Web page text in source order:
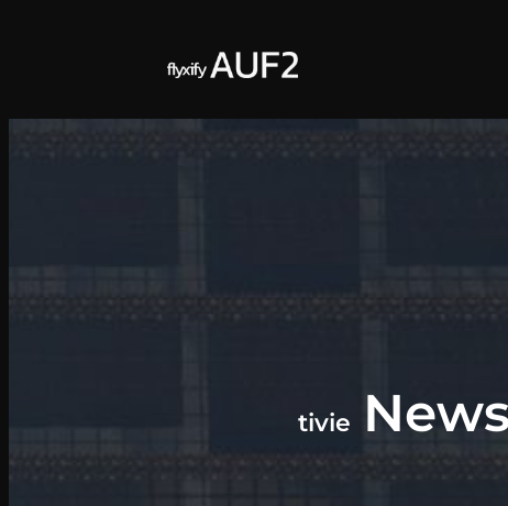
tivie News